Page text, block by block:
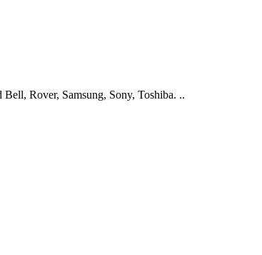
Rover, Samsung, Sony, Toshiba. ..